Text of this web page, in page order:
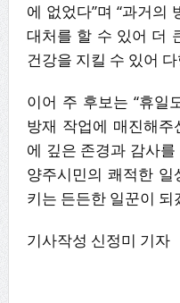
에 없었다”며 “과거의
대처를 할 수 있어 더
건강을 지킬 수 있어
이어 주 후보는 “휴일
방재 작업에 매진해
에 깊은 존경과 감사
양주시민의 쾌적한
키는 든든한 일꾼이 되
기사작성 신정미 기자